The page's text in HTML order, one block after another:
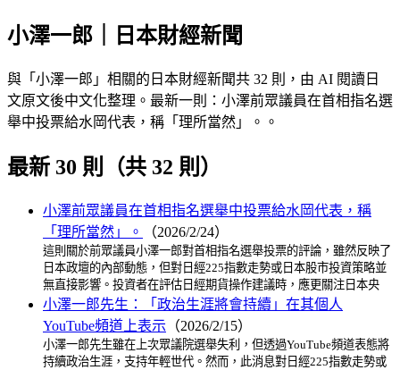
小澤一郎｜日本財經新聞
與「小澤一郎」相關的日本財經新聞共 32 則，由 AI 閱讀日
文原文後中文化整理。最新一則：小澤前眾議員在首相指名選
舉中投票給水岡代表，稱「理所當然」。。
最新 30 則（共 32 則）
小澤前眾議員在首相指名選舉中投票給水岡代表，稱
「理所當然」。
（2026/2/24）
這則關於前眾議員小澤一郎對首相指名選舉投票的評論，雖然反映了
日本政壇的內部動態，但對日經225指數走勢或日本股市投資策略並
無直接影響。投資者在評估日經期貨操作建議時，應更關注日本央
小澤一郎先生：「政治生涯將會持續」在其個人
YouTube頻道上表示 （2026/2/15）
小澤一郎先生雖在上次眾議院選舉失利，但透過YouTube頻道表態將
持續政治生涯，支持年輕世代。然而，此消息對日經225指數走勢或